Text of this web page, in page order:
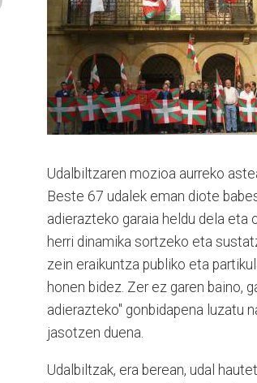
Udalbiltzaren mozioa aurreko
Beste 67 udalek eman diote
adierazteko garaia heldu dela eta
herri dinamika sortzeko eta
zein eraikuntza publiko eta
honen bidez. Zer ez garen baino,
adierazteko" gonbidapena luzatu
jasotzen duena.
Udalbiltzak, era berean, udal